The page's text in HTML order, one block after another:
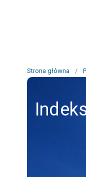
Strona główna /